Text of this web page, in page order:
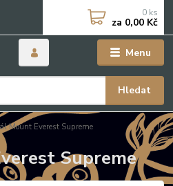
Menu
Hledat
0 ks
za 0,00 Kč
Mount Everest Supreme
Supreme